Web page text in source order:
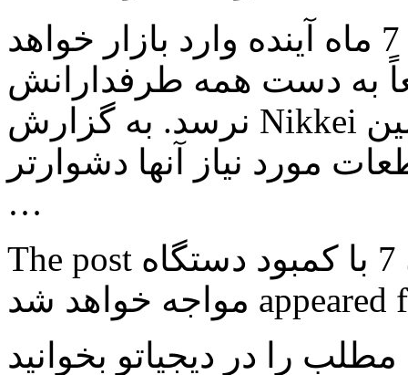
همان طور که می دانید، آیفون 7 ماه آینده وارد بازار خواهد
به دست همه طرفدارانش
نرسد. به گزارش Nikkei اپل با کمبودهایی در زنجیره تأمین
مورد نیاز آنها دشوارتر
…
The post اپل در زمان عرضه رسمی آیفون 7 با کمبود دستگاه